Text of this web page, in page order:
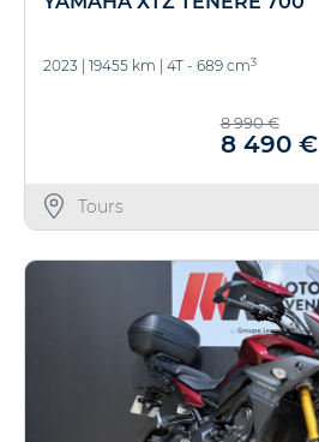
2023 19455 km 4T - 689 cm3
8 990 €
8 490 €
Tours